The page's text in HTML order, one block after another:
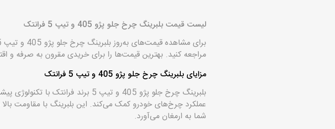
مزدا وانت خودروهای
لیست قیمت بلبرینگ چرخ جلو پژو 405 و تیپ 5 فرانتک
برای مشاهده قیمت‌های به‌روز بلبرینگ چرخ جلو پژو 405 و تیپ 5 برند فرانتک، به بخش 🔗
مراجعه کنید. بهترین قیمت‌ها را برای خریدی مقرون به صرفه و
مزایای بلبرینگ چرخ جلو پژو 405 و تیپ 5 فرانتک
بلبرینگ چرخ جلو پژو 405 و تیپ 5 برند
عملکرد چرخ‌های خودرو کمک می‌کند. این بلبرینگ با مقاومت بالا
شما به ارمغان می‌آورد.